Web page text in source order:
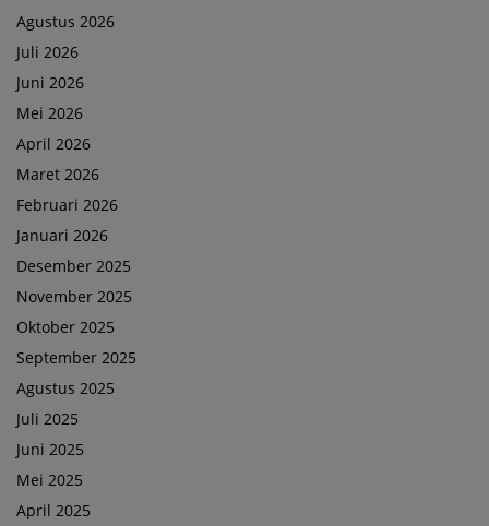
Agustus 2026
Juli 2026
Juni 2026
Mei 2026
April 2026
Maret 2026
Februari 2026
Januari 2026
Desember 2025
November 2025
Oktober 2025
September 2025
Agustus 2025
Juli 2025
Juni 2025
Mei 2025
April 2025